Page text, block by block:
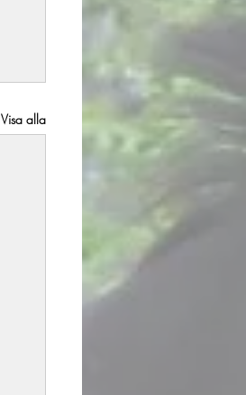
Visa alla